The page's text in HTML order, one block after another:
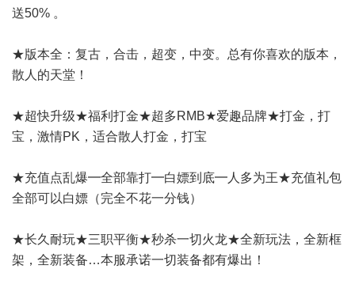
送50% 。
★版本全：复古，合击，超变，中变。总有你喜欢的版本，
散人的天堂！
★超快升级★福利打金★超多RMB★爱趣品牌★打金，打
宝，激情PK，适合散人打金，打宝
★充值点乱爆━全部靠打━白嫖到底━人多为王★充值礼包
全部可以白嫖（完全不花一分钱）
★长久耐玩★三职平衡★秒杀一切火龙★全新玩法，全新框
架，全新装备…本服承诺一切装备都有爆出！